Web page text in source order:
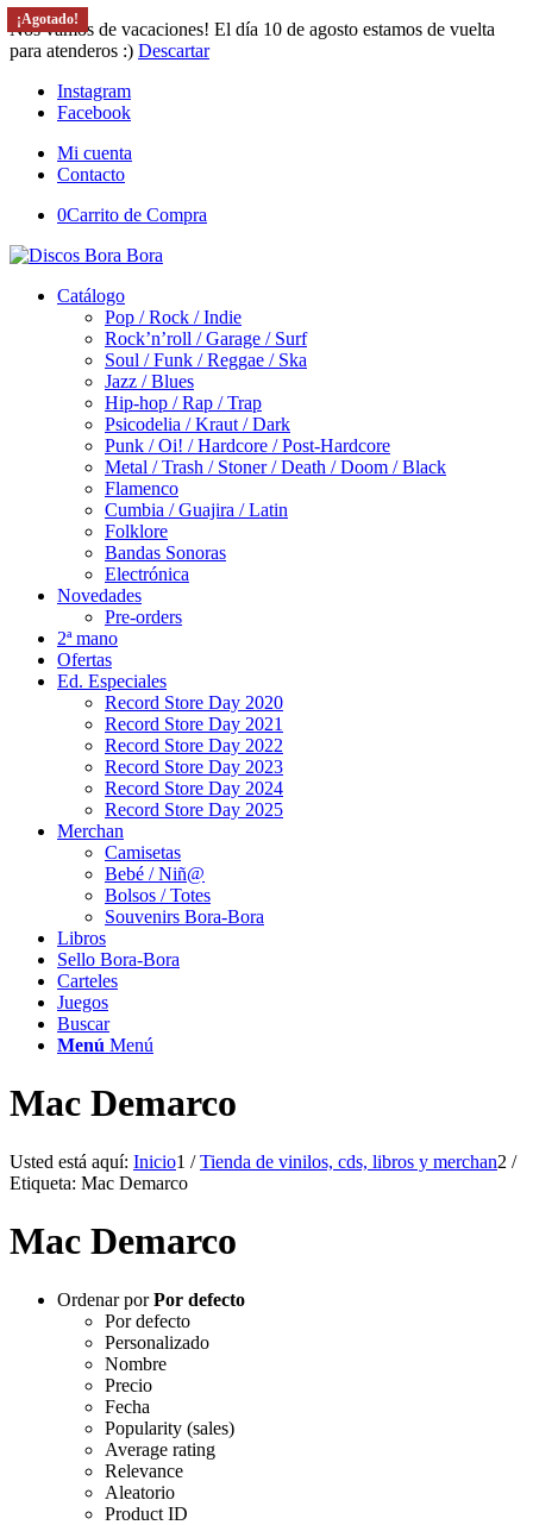
Nos vamos de vacaciones! El día 10 de agosto estamos de vuelta
para atenderos :) Descartar
Instagram
Facebook
Mi cuenta
Contacto
0Carrito de Compra
Catálogo
Pop / Rock / Indie
Rock’n’roll / Garage / Surf
Soul / Funk / Reggae / Ska
Jazz / Blues
Hip-hop / Rap / Trap
Psicodelia / Kraut / Dark
Punk / Oi! / Hardcore / Post-Hardcore
Metal / Trash / Stoner / Death / Doom / Black
Flamenco
Cumbia / Guajira / Latin
Folklore
Bandas Sonoras
Electrónica
Novedades
Pre-orders
2ª mano
Ofertas
Ed. Especiales
Record Store Day 2020
Record Store Day 2021
Record Store Day 2022
Record Store Day 2023
Record Store Day 2024
Record Store Day 2025
Merchan
Camisetas
Bebé / Niñ@
Bolsos / Totes
Souvenirs Bora-Bora
Libros
Sello Bora-Bora
Carteles
Juegos
Buscar
Menú Menú
Mac Demarco
Usted está aquí: Inicio1 / Tienda de vinilos, cds, libros y merchan2 /
Etiqueta: Mac Demarco
Mac Demarco
Ordenar porPor defecto
Por defecto
Personalizado
Nombre
Precio
Fecha
Popularity (sales)
Average rating
Relevance
Aleatorio
Product ID
¡Agotado!
¡Agotado!
¡Agotado!
¡Agotado!
¡Agotado!